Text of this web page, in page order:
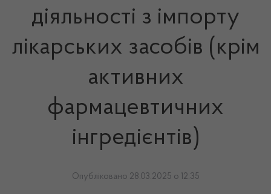
діяльності з імпорту
лікарських засобів (крім
активних
фармацевтичних
інгредієнтів)
Опубліковано 28.03.2025 о 12:35